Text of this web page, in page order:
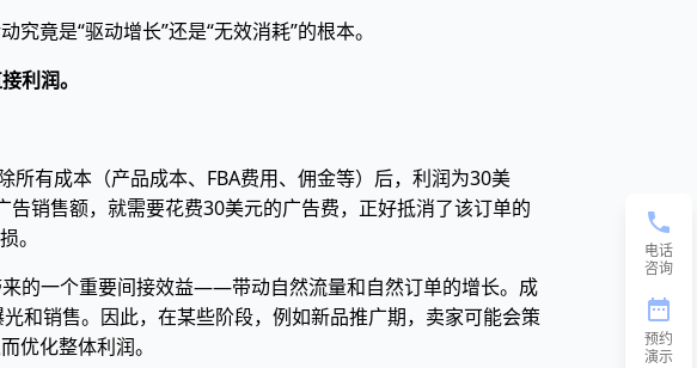
竟是“驱动增长”还是“无效消耗”的根本。
利润。
有成本（产品成本、FBA费用、佣金等）后，利润为30美
销售额，就需要花费30美元的广告费，正好抵消了该订单的
。
的一个重要间接效益——带动自然流量和自然订单的增长。成
和销售。因此，在某些阶段，例如新品推广期，卖家可能会策
优化整体利润。
电话
咨询
预约
演示